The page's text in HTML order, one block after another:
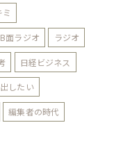
面ラジオ ラジオ
日経ビジネス
したい
編集者の時代